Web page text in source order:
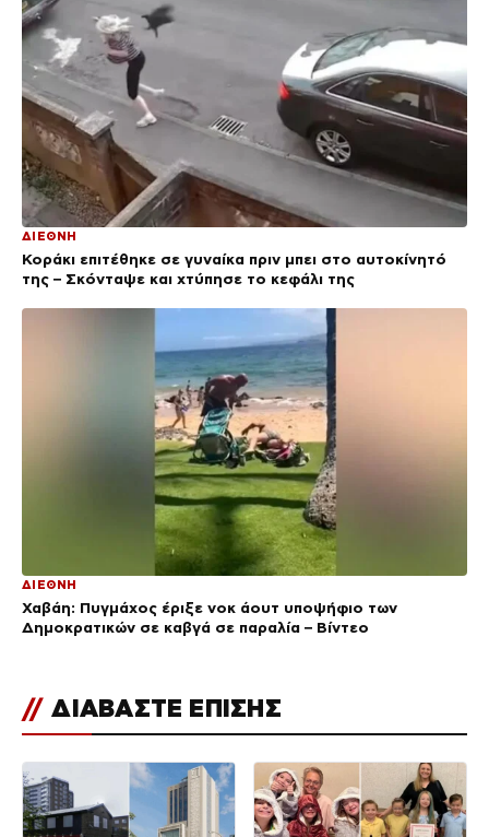
ΔΙΕΘΝΗ
Κοράκι επιτέθηκε σε γυναίκα πριν μπει στο αυτοκίνητό
της – Σκόνταψε και χτύπησε το κεφάλι της
ΔΙΕΘΝΗ
Χαβάη: Πυγμάχος έριξε νοκ άουτ υποψήφιο των
Δημοκρατικών σε καβγά σε παραλία – Βίντεο
// ΔΙΑΒΑΣΤΕ ΕΠΙΣΗΣ